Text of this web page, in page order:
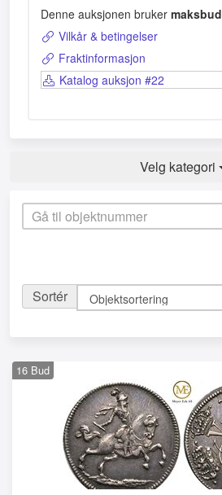
Denne auksjonen brukermaksbud
Vilkår & betingelser
Fraktinformasjon
Katalog auksjon #22
Velg kategori
Sortér
16 Bud